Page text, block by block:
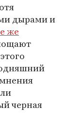
дырами и
же
черная